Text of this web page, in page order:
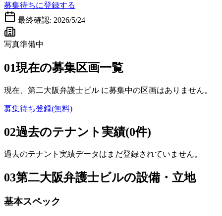
募集待ちに登録する
最終確認: 2026/5/24
写真準備中
01現在の募集区画一覧
現在、 第二大阪弁護士ビル に募集中の区画はありません。
募集待ち登録(無料)
02過去のテナント実績(0件)
過去のテナント実績データはまだ登録されていません。
03第二大阪弁護士ビルの設備・立地
基本スペック